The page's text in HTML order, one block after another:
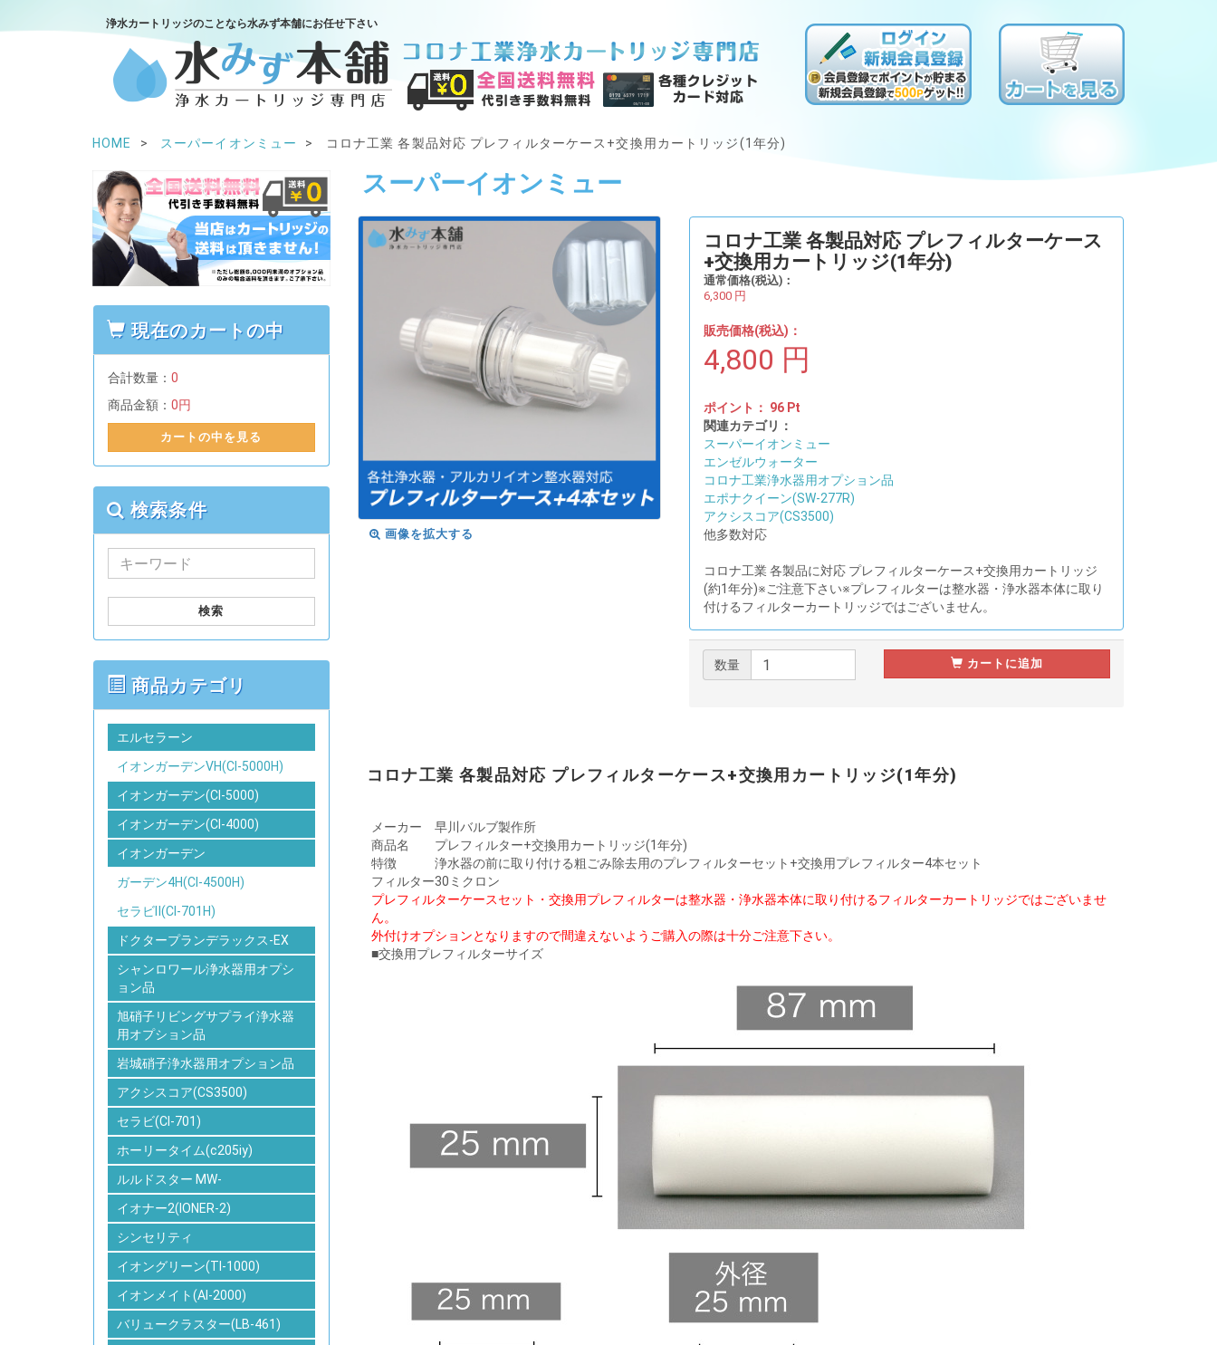
浄水カートリッジのことなら水みず本舗にお任せ下さい
HOME スーパーイオンミュー コロナ工業 各製品対応 プレフィルターケース+交換用カートリッジ(1年分)
スーパーイオンミュー
画像を拡大する
コロナ工業 各製品対応 プレフィルターケース
+交換用カートリッジ(1年分)
通常価格(税込)：
6,300 円
販売価格(税込)：
4,800 円
ポイント： 96 Pt
関連カテゴリ：
スーパーイオンミュー
エンゼルウォーター
コロナ工業浄水器用オプション品
エポナクイーン(SW-277R)
アクシスコア(CS3500)
他多数対応
コロナ工業 各製品に対応 プレフィルターケース+交換用カートリッジ
(約1年分)※ご注意下さい※プレフィルターは整水器・浄水器本体に取り
付けるフィルターカートリッジではございません。
数量 カートに追加
コロナ工業 各製品対応 プレフィルターケース+交換用カートリッジ(1年分)
メーカー
早川バルブ製作所
商品名
プレフィルター+交換用カートリッジ(1年分)
特徴
浄水器の前に取り付ける粗ごみ除去用のプレフィルターセット+交換用プレフィルター4本セット
フィルター30ミクロン
プレフィルターケースセット・交換用プレフィルターは整水器・浄水器本体に取り付けるフィルターカートリッジではございませ
ん。
外付けオプションとなりますので間違えないようご購入の際は十分ご注意下さい。
■交換用プレフィルターサイズ
現在のカートの中
合計数量： 0
商品金額： 0円
カートの中を見る
検索条件
検索
商品カテゴリ
エルセラーン
イオンガーデンVH(CI-5000H)
イオンガーデン(CI-5000)
イオンガーデン(CI-4000)
イオンガーデン
ガーデン4H(CI-4500H)
セラビⅡ(CI-701H)
ドクタープランデラックス-EX
シャンロワール浄水器用オプシ
ョン品
旭硝子リビングサプライ浄水器
用オプション品
岩城硝子浄水器用オプション品
アクシスコア(CS3500)
セラビ(CI-701)
ホーリータイム(c205iy)
ルルドスター MW-
イオナー2(IONER-2)
シンセリティ
イオングリーン(TI-1000)
イオンメイト(AI-2000)
バリュークラスター(LB-461)